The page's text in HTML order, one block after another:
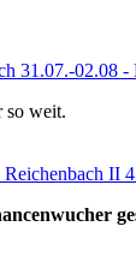
31.07.-02.08 -
so weit.
II